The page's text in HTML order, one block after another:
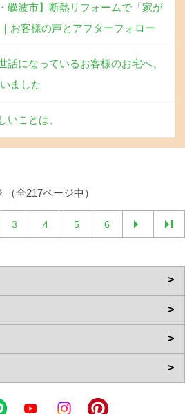
礪波市】断熱リフォームで「家が
お客様の声とアフターフォロー
話になっているお客様のお宅へ、
ました
いことは、
（全217ページ中）
3 4 5 6